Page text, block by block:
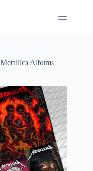
Metallica Albums